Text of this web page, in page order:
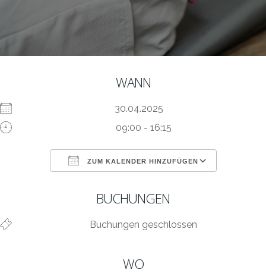
WANN
30.04.2025
09:00 - 16:15
ZUM KALENDER HINZUFÜGEN
BUCHUNGEN
Buchungen geschlossen
WO